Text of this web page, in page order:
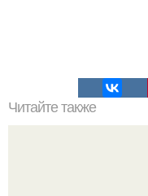
Читайте также